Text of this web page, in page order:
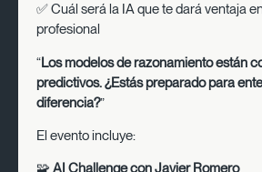
✅ Cuál será la IA que te dará ventaja
profesional
“Los modelos de razonamiento están
predictivos. ¿Estás preparado para
diferencia?”
El evento incluye: